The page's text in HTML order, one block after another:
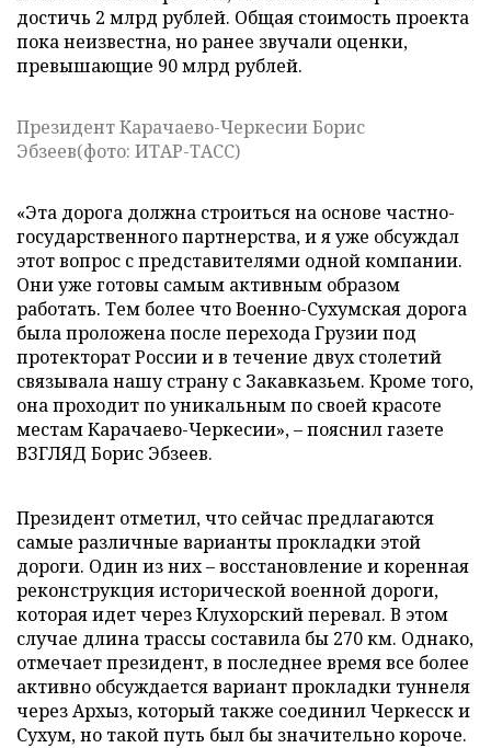
достичь 2 млрд рублей. Общая стоимость проекта
пока неизвестна, но ранее звучали оценки,
превышающие 90 млрд рублей.
Президент Карачаево-Черкесии Борис
Эбзеев(фото: ИТАР-ТАСС)
«Эта дорога должна строиться на основе частно-
государственного партнерства, и я уже обсуждал
этот вопрос с представителями одной компании.
Они уже готовы самым активным образом
работать. Тем более что Военно-Сухумская дорога
была проложена после перехода Грузии под
протекторат России и в течение двух столетий
связывала нашу страну с Закавказьем. Кроме того,
она проходит по уникальным по своей красоте
местам Карачаево-Черкесии»,–пояснил газете
ВЗГЛЯД Борис Эбзеев.
Президент отметил, что сейчас предлагаются
самые различные варианты прокладки этой
дороги. Один из них–восстановление и коренная
реконструкция исторической военной дороги,
которая идет через Клухорский перевал. В этом
случае длина трассы составила бы 270 км. Однако,
отмечает президент, в последнее время все более
активно обсуждается вариант прокладки туннеля
через Архыз, который также соединил Черкесск и
Сухум, но такой путь был бы значительно короче.